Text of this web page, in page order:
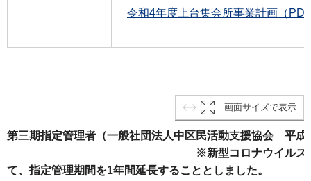
令和4年度上台集会所事業計画（
画面サイズで表示
第三期指定管理者（一般社団法人中区民活動支援協会 平成
※新型コロナウイルス感染症拡大
て、指定管理期間を1年間延長することとしました。